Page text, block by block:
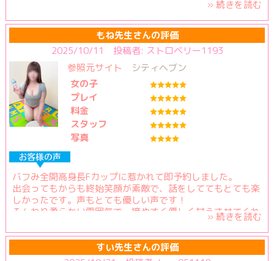
具体的にどんなプレイがしたいというのはなかったので、あ
ちらから提案して頂いた生徒と先生という形のプレイをしま
した。
■写真信頼度
1枚目：2
2枚目：2
3枚目：2
※3.写真以上、2.写真通り、1.写真以下
【性格】※複数選択可
(該当するものに〇を付けてください)
・明るい○
・癒し系
・天然
・純粋
・人懐っこい○
» 続きを読む
もね先生さんの評価
2025/10/11 投稿者: ストロベリー1193
参照元サイト シティヘブン
女の子
プレイ
料金
スタッフ
写真
バフみ全開高身長Fカップに惹かれて即予約しました。
出会ってもからも終始笑顔が素敵で、話をしててもとても楽
しかったです。声もとても優しい声です！
ふんわり柔らかい雰囲気で、接やすく優しく甘えさせてくれ
ました。包容力抜群です。とても癒されました。
その上でプレイも最高です。母性が溢れており、バフみ全開
で最高でした！
» 続きを読む
すい先生さんの評価